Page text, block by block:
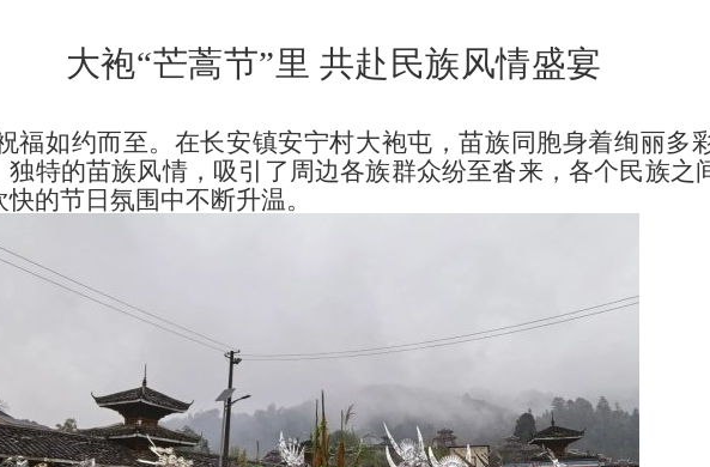
大袍“芒蒿节”里 共赴民族风情盛宴
福如约而至。在长安镇安宁村大袍屯，苗族同胞身着绚丽多
独特的苗族风情，吸引了周边各族群众纷至沓来，各个民族之
的节日氛围中不断升温。